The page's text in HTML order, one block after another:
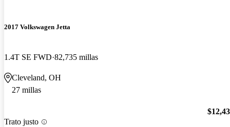
2017 Volkswagen Jetta
1.4T SE FWD 82,735 millas
Cleveland, OH
27 millas
Trato justo